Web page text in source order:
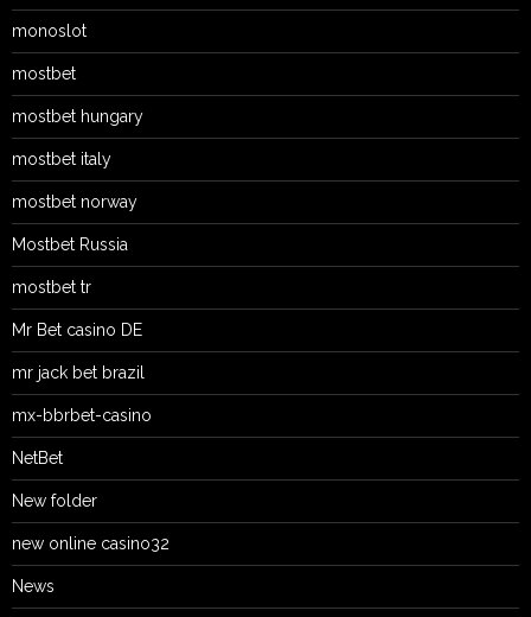
monoslot
mostbet
mostbet hungary
mostbet italy
mostbet norway
Mostbet Russia
mostbet tr
Mr Bet casino DE
mr jack bet brazil
mx-bbrbet-casino
NetBet
New folder
new online casino32
News